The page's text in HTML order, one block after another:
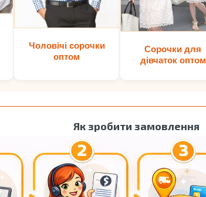
Чоловічі сорочки
оптом
Сорочки для
дівчаток оптом
Як зробити замовлення